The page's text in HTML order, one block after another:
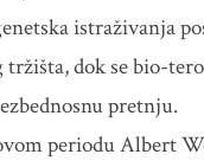
istraživanja
tržišta, dok se bio-
pretnju.
periodu Albert